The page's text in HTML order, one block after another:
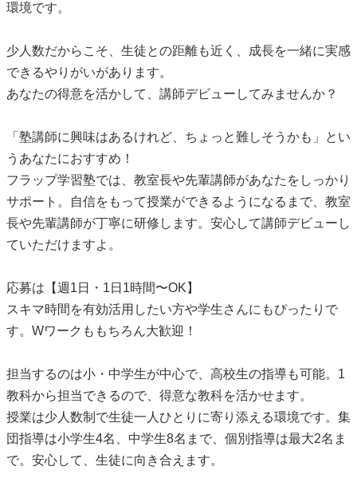
環境です。
少人数だからこそ、生徒との距離も近く、成長を一緒に実感
できるやりがいがあります。
あなたの得意を活かして、講師デビューしてみませんか？
「塾講師に興味はあるけれど、ちょっと難しそうかも」とい
うあなたにおすすめ！
フラップ学習塾では、教室長や先輩講師があなたをしっかり
サポート。自信をもって授業ができるようになるまで、教室
長や先輩講師が丁寧に研修します。安心して講師デビューし
ていただけますよ。
応募は【週1日・1日1時間〜OK】
スキマ時間を有効活用したい方や学生さんにもぴったりで
す。Wワークももちろん大歓迎！
担当するのは小・中学生が中心で、高校生の指導も可能。1
教科から担当できるので、得意な教科を活かせます。
授業は少人数制で生徒一人ひとりに寄り添える環境です。集
団指導は小学生4名、中学生8名まで、個別指導は最大2名ま
で。安心して、生徒に向き合えます。